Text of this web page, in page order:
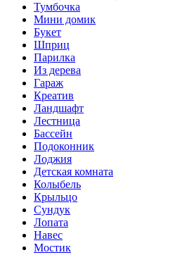
Тумбочка
Мини домик
Букет
Шприц
Парилка
Из дерева
Гараж
Креатив
Ландшафт
Лестница
Бассейн
Подоконник
Лоджия
Детская комната
Колыбель
Крыльцо
Сундук
Лопата
Навес
Мостик